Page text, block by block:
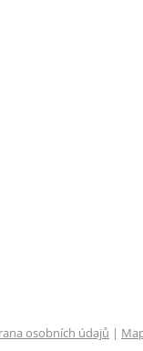
osobních údajů |